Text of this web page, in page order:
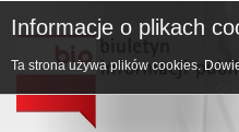
Informacje o plikach
Ta strona używa plików cookies.